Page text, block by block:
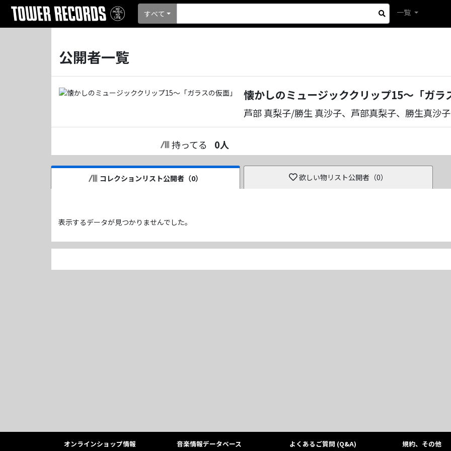
すべて 一覧
公開者一覧
懐かしのミュージッククリップ15～「ガラ
芦部 真梨子/勝生 真沙子、芦部真梨子、勝生真沙子
持ってる 0人
コレクションリスト公開者（0） 欲しい物リスト公開者（0）
表示するデータが見つかりませんでした。
オンラインショップ情報 音楽情報データベース よくあるご質問 (Q&A) 規約、その他